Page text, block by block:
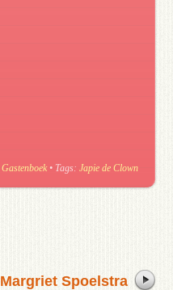
Gastenboek • Tags: Japie de Clown
Margriet Spoelstra